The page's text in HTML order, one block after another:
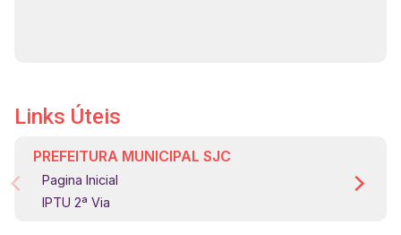
Links Úteis
PREFEITURA MUNICIPAL SJC
Pagina Inicial
IPTU 2ª Via